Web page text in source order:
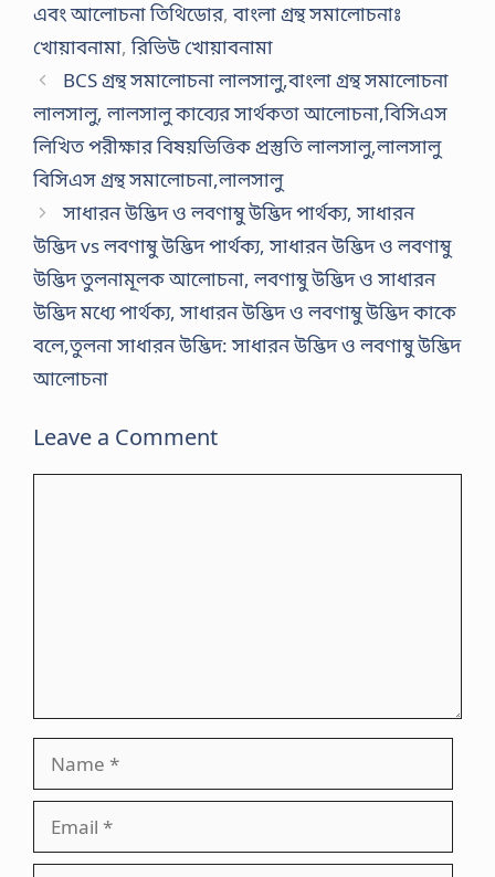
এবং আলোচনা তিথিডোর,বাংলা গ্রন্থ সমালোচনাঃ
খোয়াবনামা,রিভিউ খোয়াবনামা
BCS গ্রন্থ সমালোচনা লালসালু,বাংলা গ্রন্থ সমালোচনা
লালসালু, লালসালু কাব্যের সার্থকতা আলোচনা,বিসিএস
লিখিত পরীক্ষার বিষয়ভিত্তিক প্রস্তুতি লালসালু,লালসালু
বিসিএস গ্রন্থ সমালোচনা,লালসালু
সাধারন উদ্ভিদ ও লবণাম্বু উদ্ভিদ পার্থক্য, সাধারন
উদ্ভিদ vs লবণাম্বু উদ্ভিদ পার্থক্য, সাধারন উদ্ভিদ ও লবণাম্বু
উদ্ভিদ তুলনামূলক আলোচনা, লবণাম্বু উদ্ভিদ ও সাধারন
উদ্ভিদ মধ্যে পার্থক্য, সাধারন উদ্ভিদ ও লবণাম্বু উদ্ভিদ কাকে
বলে,তুলনা সাধারন উদ্ভিদ: সাধারন উদ্ভিদ ও লবণাম্বু উদ্ভিদ
আলোচনা
Leave a Comment